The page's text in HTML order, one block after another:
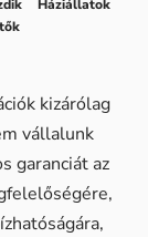
Háziállatok
kizárólag
vállalunk
garanciát az